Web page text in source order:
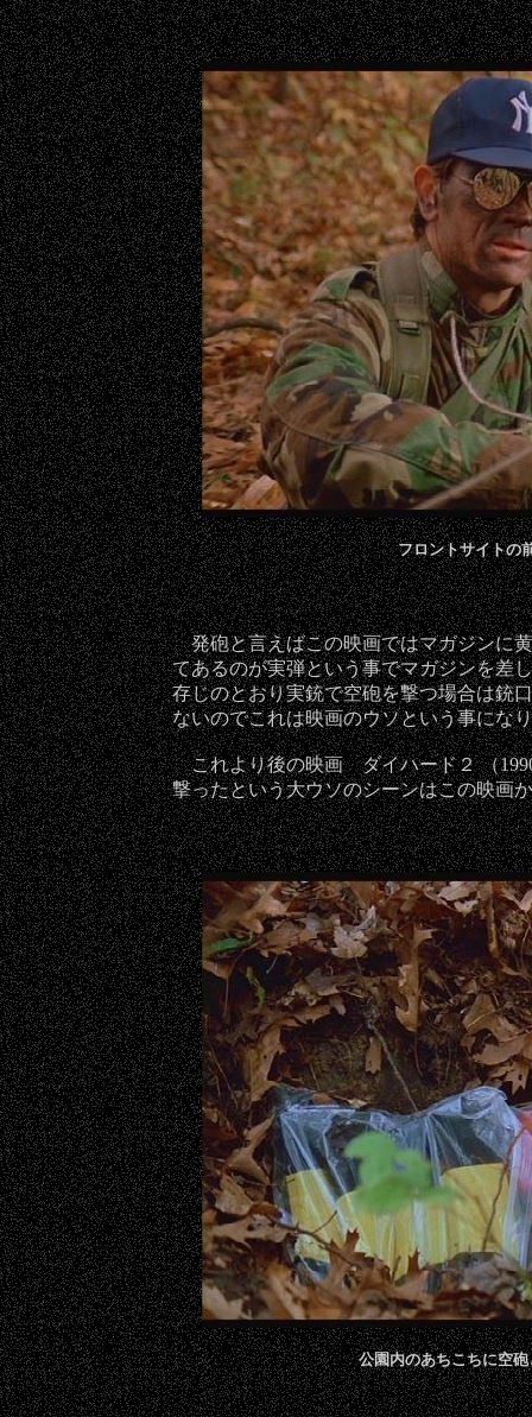
フロントサイトの
発砲と言えばこの映画ではマガジンに
てあるのが実弾という事でマガジンを差
存じのとおり実銃で空砲を撃つ場合は銃
ないのでこれは映画のウソという事にな
これより後の映画 ダイハード２ （1990
撃ったという大ウソのシーンはこの映画
公園内のあちこちに空